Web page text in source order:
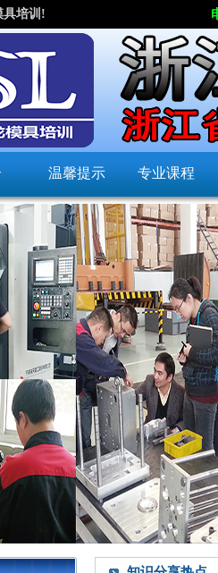
具培训!
温馨提示 专业课程